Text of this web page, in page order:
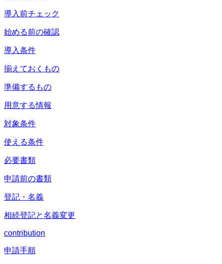
導入前チェック
始める前の確認
導入条件
揃えておくもの
準備するもの
用意する情報
対象条件
使える条件
必要書類
申請前の書類
登記・名義
相続登記と名義変更
contribution
申請手順